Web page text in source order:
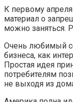
К первому
материал о
можно заняться.
Очень любимый
бизнеса, как
Простая идея
потребителям
не выходя из